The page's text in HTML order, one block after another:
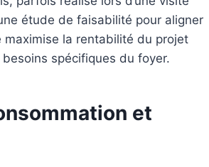
étude de faisabilité pour aligner
la rentabilité du projet
spécifiques du foyer.
et